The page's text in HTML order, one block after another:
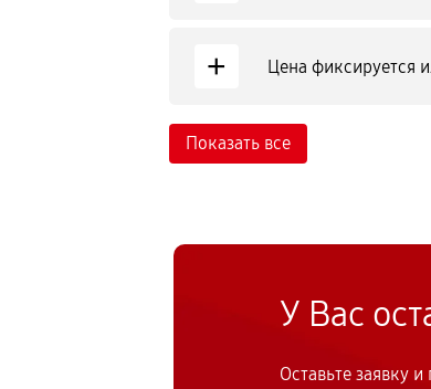
+ Цена фиксируется
Показать все
У Вас
Оставьте заявку